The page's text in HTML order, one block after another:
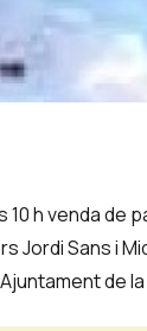
10 h venda
Sans i
de